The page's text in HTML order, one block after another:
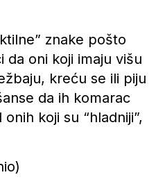
znake pošto
da oni koji imaju višu
kreću se ili piju
da ih komarac
koji su “hladniji”,